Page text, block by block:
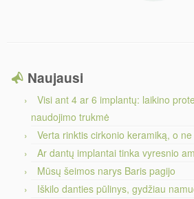
Naujausi
Visi ant 4 ar 6 implantų: laikino
naudojimo trukmė
Verta rinktis cirkonio keramiką, o
Ar dantų implantai tinka vyresnio
Mūsų šeimos narys Baris pagijo
Iškilo danties pūlinys, gydžiau